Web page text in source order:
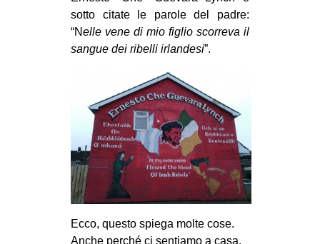
sotto citate le parole del padre:
“Nelle vene di mio figlio scorreva il
sangue dei ribelli irlandesi”.
Ecco, questo spiega molte cose.
Anche perché ci sentiamo a casa.